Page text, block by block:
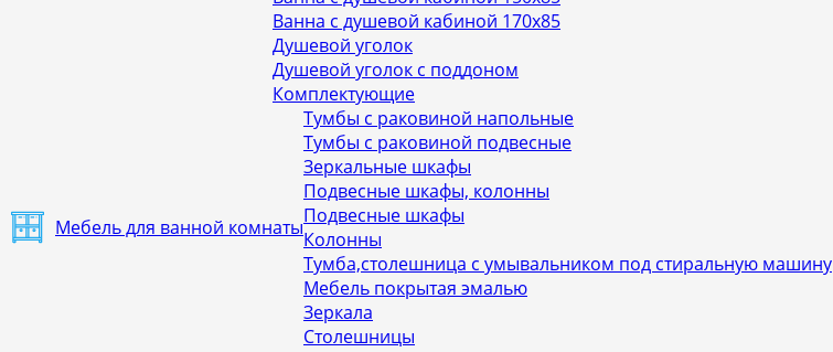
Ванна с душевой кабиной 170х85
Душевой уголок
Душевой уголок с поддоном
Комплектующие
Мебель для ванной комнаты
Тумбы с раковиной напольные
Тумбы с раковиной подвесные
Зеркальные шкафы
Подвесные шкафы, колонны
Подвесные шкафы
Колонны
Тумба,столешница с умывальником под стиральную машину
Мебель покрытая эмалью
Зеркала
Столешницы